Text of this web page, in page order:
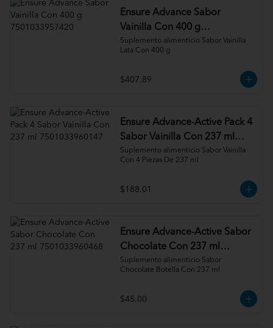
Ensure Advance Sabor
Vainilla Con 400 g
7501033957420
Suplemento alimenticio Sabor Vainilla
Lata Con 400 g
$407.89
Ensure Advance-Active Pack 4
Sabor Vainilla Con 237 ml
7501033960147
Suplemento alimenticio Sabor Vainilla
Con 4 Piezas De 237 ml
$188.01
Ensure Advance-Active Sabor
Chocolate Con 237 ml
7501033960468
Suplemento alimenticio Sabor
Chocolate Botella Con 237 ml
$45.00